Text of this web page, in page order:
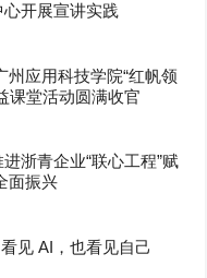
开展宣讲实践
应用科技学院“红帆领
课堂活动圆满收官
浙青企业“联心工程”赋
面振兴
见 AI，也看见自己